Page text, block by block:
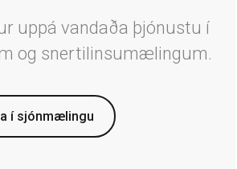
uppá vandaða þjónustu í
og snertilinsumælingum.
í sjónmælingu